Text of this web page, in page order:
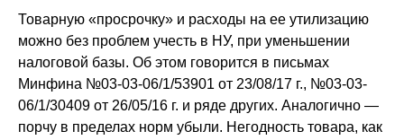
Товарную «просрочку» и расходы на ее утилизацию
можно без проблем учесть в НУ, при уменьшении
налоговой базы. Об этом говорится в письмах
Минфина №03-03-06/1/53901 от 23/08/17 г., №03-03-
06/1/30409 от 26/05/16 г. и ряде других. Аналогично —
порчу в пределах норм убыли. Негодность товара, как